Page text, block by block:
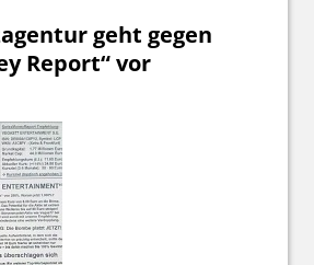
geht gegen
Report“ vor